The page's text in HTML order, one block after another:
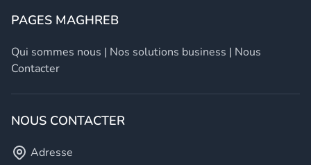
PAGES MAGHREB
Qui sommes nous | Nos solutions business | Nous
Contacter
NOUS CONTACTER
Adresse